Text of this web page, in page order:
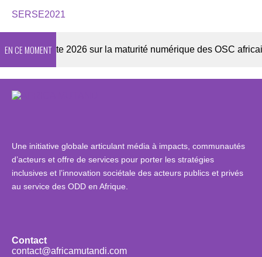
SERSE2021
EN CE MOMENT
Enquête 2026 sur la maturité numérique des OSC africaines
Une initiative globale articulant média à impacts, communautés
d’acteurs et offre de services pour porter les stratégies
inclusives et l’innovation sociétale des acteurs publics et privés
au service des ODD en Afrique.
Contact
contact@africamutandi.com